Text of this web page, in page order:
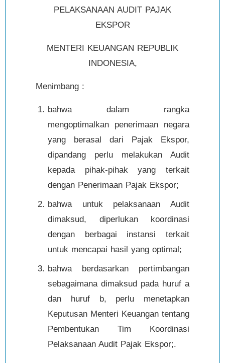
PELAKSANAAN AUDIT PAJAK
EKSPOR
MENTERI KEUANGAN REPUBLIK
INDONESIA,
Menimbang :
bahwa dalam rangka
mengoptimalkan penerimaan negara
yang berasal dari Pajak Ekspor,
dipandang perlu melakukan Audit
kepada pihak-pihak yang terkait
dengan Penerimaan Pajak Ekspor;
bahwa untuk pelaksanaan Audit
dimaksud, diperlukan koordinasi
dengan berbagai instansi terkait
untuk mencapai hasil yang optimal;
bahwa berdasarkan pertimbangan
sebagaimana dimaksud pada huruf a
dan huruf b, perlu menetapkan
Keputusan Menteri Keuangan tentang
Pembentukan Tim Koordinasi
Pelaksanaan Audit Pajak Ekspor;.